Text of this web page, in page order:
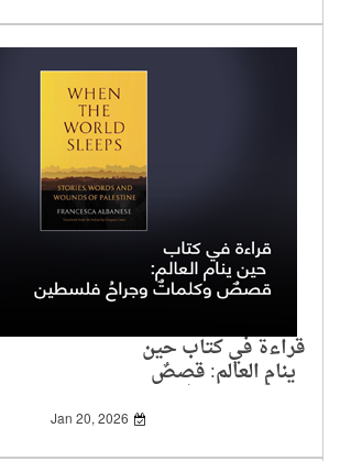
قراءة في كتاب حين
ينام العالم: قصصٌ
وكلماتٌ وجراحُ فلسطين
Jan 20, 2026